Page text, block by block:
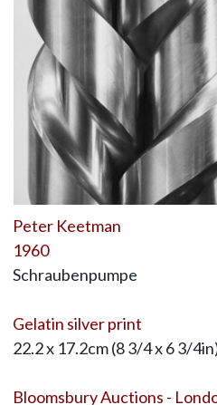
Peter Keetman
1960
Schraubenpumpe
Gelatin silver print
22.2 x 17.2cm (8 3/4 x 6 3/
Bloomsbury Auctions -